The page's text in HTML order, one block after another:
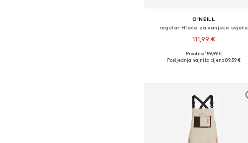
O'NEILL
regular Hlače za vanjske uvjete
111,99 €
Dostupne veličine: XS, S, M, L, XL
Prvotno: 159,99 €
Posljednja najniža cijena:89,59 €